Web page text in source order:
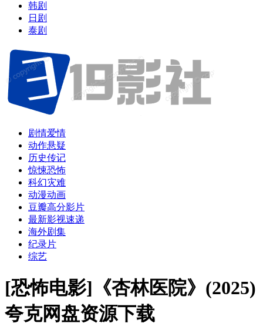
韩剧
日剧
泰剧
剧情爱情
动作悬疑
历史传记
惊悚恐怖
科幻灾难
动漫动画
豆瓣高分影片
最新影视速递
海外剧集
纪录片
综艺
[恐怖电影]《杏林医院》(2025)
夸克网盘资源下载